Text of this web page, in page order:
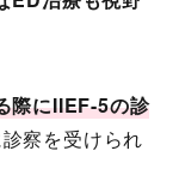
際にIIEF-5の診
察を受けられ